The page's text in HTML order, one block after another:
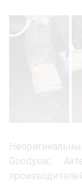
Goodyear,